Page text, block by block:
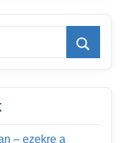
Search
– ezekre a